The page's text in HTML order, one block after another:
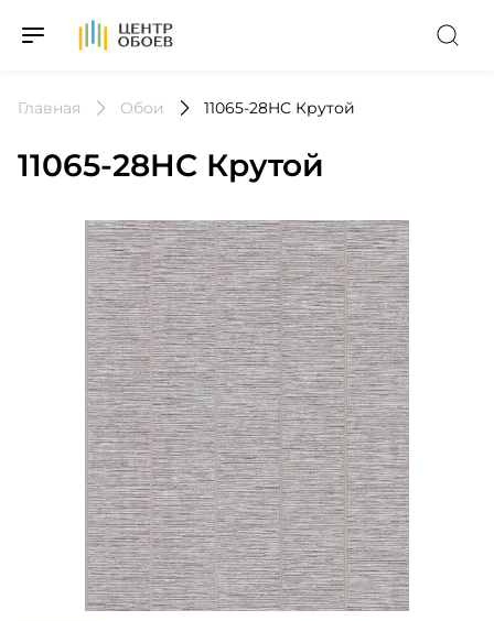
На Главную
Главная Обои 11065-28HC Крутой
11065-28HC Крутой